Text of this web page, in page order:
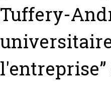
Tuffery-
l'entreprise”